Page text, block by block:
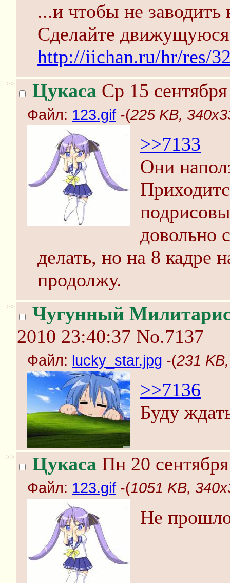
...и чтобы не заводить
Сделайте
http://iichan.ru/hr/res/
>> Цукаса Ср 15
Файл: 123.gif -(225 KB,
>>7133
Они
довольно
делать, но на 8 кадре
продолжу.
>>
Чугунный
2010 23:40:37 No.7137
Файл: lucky_star.jpg -(231
>>7136
Буду
>> Цукаса Пн 20
Файл: 123.gif -(1051 KB,
Не